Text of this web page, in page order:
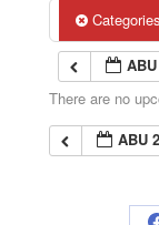
Categories
There are no
ABU